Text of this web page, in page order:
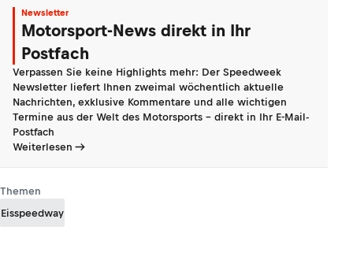
Newsletter
Motorsport-News direkt in Ihr
Postfach
Verpassen Sie keine Highlights mehr: Der Speedweek
Newsletter liefert Ihnen zweimal wöchentlich aktuelle
Nachrichten, exklusive Kommentare und alle wichtigen
Termine aus der Welt des Motorsports - direkt in Ihr E-Mail-
Postfach
Weiterlesen
Themen
Eisspeedway